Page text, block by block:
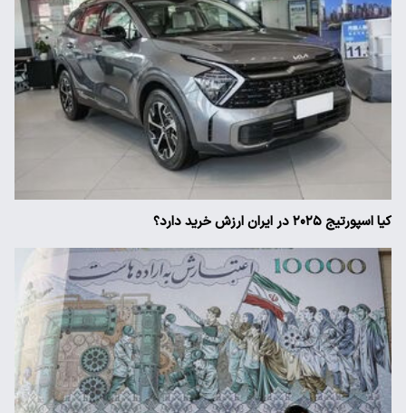
کیا اسپورتیج ۲۰۲۵ در ایران ارزش خرید دارد؟